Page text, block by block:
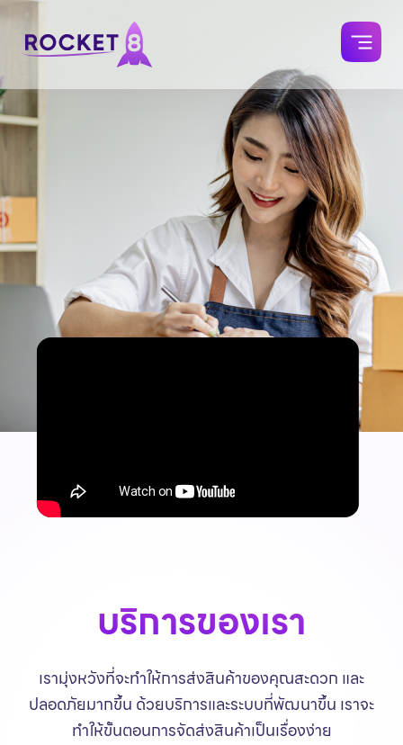
บริการของเรา
เรามุ่งหวังที่จะทำให้การส่งสินค้าของคุณสะดวก และ
ปลอดภัยมากขึ้น ด้วยบริการและระบบที่พัฒนาขึ้น เราจะ
ทำให้ขั้นตอนการจัดส่งสินค้าเป็นเรื่องง่าย